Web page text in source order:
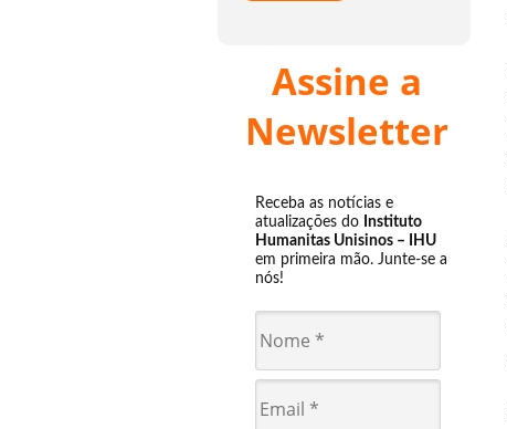
Assine a
Newsletter
Receba as notícias e
atualizações do Instituto
Humanitas Unisinos – IHU
em primeira mão. Junte-se a
nós!